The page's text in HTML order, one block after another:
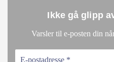
Ikke gå glipp
Varsler til e-posten din